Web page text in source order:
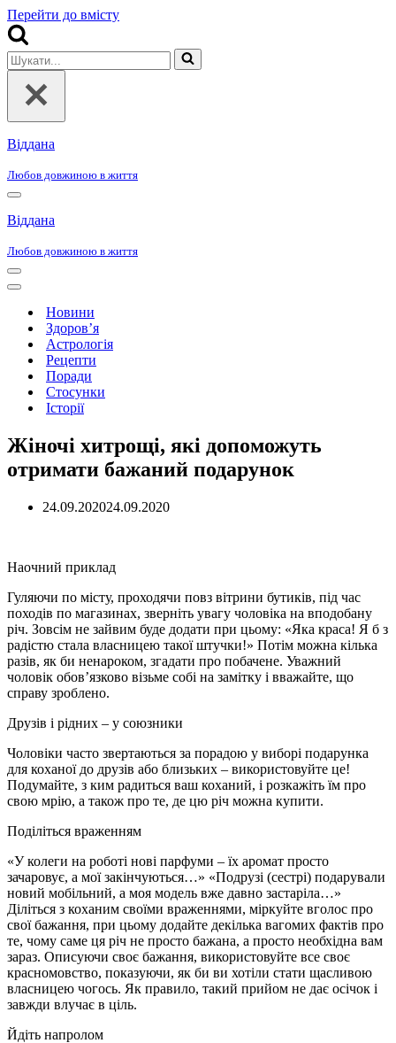
Перейти до вмісту
Шукати...
Віддана
Любов довжиною в життя
Меню
навігації
Віддана
Любов довжиною в життя
Меню
навігації
Меню
навігаціїНовини
Здоров’я
Астрологія
Рецепти
Поради
Стосунки
Історії
Жіночі хитрощі, які допоможуть
отримати бажаний подарунок
24.09.202024.09.2020
Наочний приклад
Гуляючи по місту, проходячи повз вітрини бутиків, під час
походів по магазинах, зверніть увагу чоловіка на вподобану
річ. Зовсім не зайвим буде додати при цьому: «Яка краса! Я б з
радістю стала власницею такої штучки!» Потім можна кілька
разів, як би ненароком, згадати про побачене. Уважний
чоловік обов’язково візьме собі на замітку і вважайте, що
справу зроблено.
Друзів і рідних – у союзники
Чоловіки часто звертаються за порадою у виборі подарунка
для коханої до друзів або близьких – використовуйте це!
Подумайте, з ким радиться ваш коханий, і розкажіть їм про
свою мрію, а також про те, де цю річ можна купити.
Поділіться враженням
«У колеги на роботі нові парфуми – їх аромат просто
зачаровує, а мої закінчуються…» «Подрузі (сестрі) подарували
новий мобільний, а моя модель вже давно застаріла…»
Діліться з коханим своїми враженнями, міркуйте вголос про
свої бажання, при цьому додайте декілька вагомих фактів про
те, чому саме ця річ не просто бажана, а просто необхідна вам
зараз. Описуючи своє бажання, використовуйте все своє
красномовство, показуючи, як би ви хотіли стати щасливою
власницею чогось. Як правило, такий прийом не дає осічок і
завжди влучає в ціль.
Йдіть напролом